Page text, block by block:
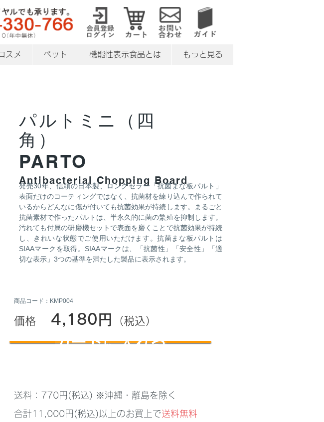
スメ ペット 機能性表示食品とは もっと見る
パルトミニ（四
角）
PARTO
Antibacterial Chopping Board
発売30年、信頼の日本製、ロングセラー「抗菌まな板パルト」
表面だけのコーティングではなく、抗菌材を練り込んで作られて
いるからどんなに傷が付いても抗菌効果が持続します。まるごと
抗菌素材で作ったパルトは、半永久的に菌の繁殖を抑制します。
汚れても付属の研磨機セットで表面を磨くことで抗菌効果が持続
し、きれいな状態でご使用いただけます。抗菌まな板パルトは
SIAAマークを取得。SIAAマークは、「抗菌性」「安全性」「適
切な表示」3つの基準を満たした製品に表示されます。
商品コード：KMP004
価格 4,180円 （税込）
カートに入れる
送料：770円(税込) ※沖縄・離島を除く
合計11,000円(税込)以上のお買上で送料無料